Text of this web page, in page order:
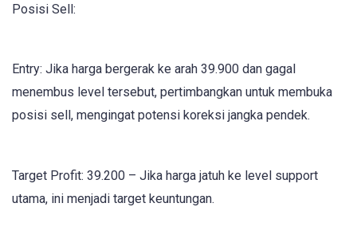
Posisi Sell:
Entry: Jika harga bergerak ke arah 39.900 dan gagal
menembus level tersebut, pertimbangkan untuk membuka
posisi sell, mengingat potensi koreksi jangka pendek.
Target Profit: 39.200 – Jika harga jatuh ke level support
utama, ini menjadi target keuntungan.